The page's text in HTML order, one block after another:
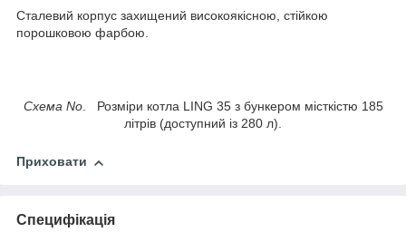
Сталевий корпус захищений високоякісною, стійкою
порошковою фарбою.
Схема No. Розміри котла LING 35 з бункером місткістю 185
літрів (доступний із 280 л).
Приховати
Специфікація